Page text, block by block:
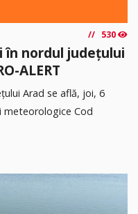
530
în nordul județului
ALERT
Arad se află, joi, 6
meteorologice Cod